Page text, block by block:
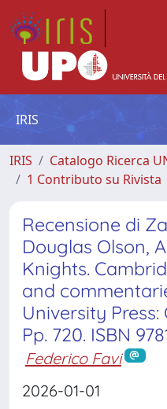
IRIS
IRIS
Catalogo Ricerca
1 Contributo su Rivista
Recensione di
Douglas Olson,
Knights.
and
University
Pp. 720. ISBN
Federico Favi
2026-01-01